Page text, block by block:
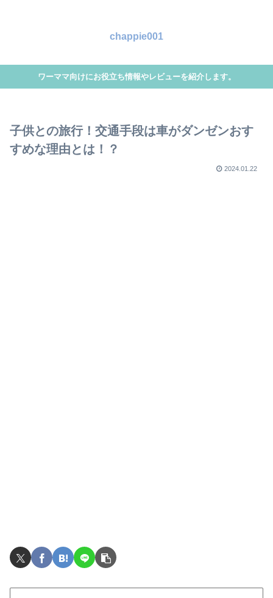
chappie001
ワーママ向けにお役立ち情報やレビューを紹介します。
子供との旅行！交通手段は車がダンゼンおす
すめな理由とは！？
2024.01.22